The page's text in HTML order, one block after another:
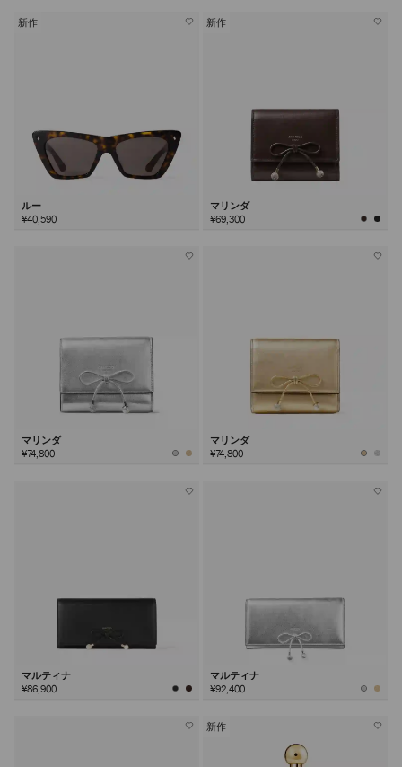
新作
ルー
¥40,590
新作
マリンダ
¥69,300
マリンダ
¥74,800
マリンダ
¥74,800
マルティナ
¥86,900
マルティナ
¥92,400
新作